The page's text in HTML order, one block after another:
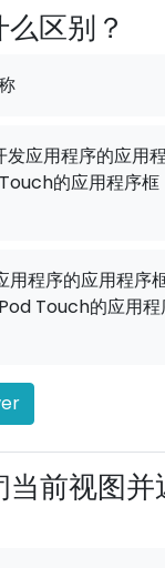
区别？
应用程序的应用
的应用程序框
用程序的应用程序
Touch的应用程
前视图并